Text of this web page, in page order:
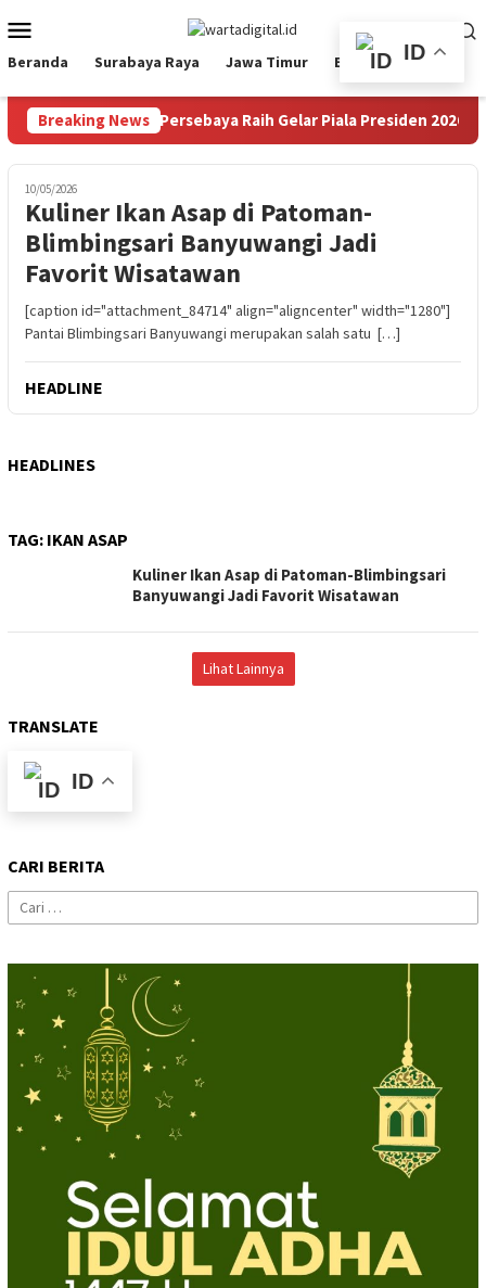
ke
kontenMobile
Beranda Surabaya Raya Jawa Timur Ekbis Nasional
Breaking News
Adu Penalti, Persebaya Raih Gelar Piala Presiden 2026
10/05/2026
Kuliner Ikan Asap di Patoman-
Blimbingsari Banyuwangi Jadi
Favorit Wisatawan
[caption id="attachment_84714" align="aligncenter" width="1280"]
Pantai Blimbingsari Banyuwangi merupakan salah satu […]
HEADLINE
HEADLINES
TAG: IKAN ASAP
Kuliner Ikan Asap di Patoman-Blimbingsari
Banyuwangi Jadi Favorit Wisatawan
Lihat Lainnya
TRANSLATE
ID
CARI BERITA
Cari
untuk:
ID